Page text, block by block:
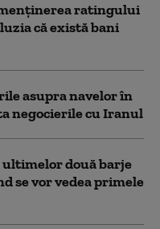
ratingului
că există bani
asupra navelor în
negocierile cu Iranul
două barje
se vor vedea primele